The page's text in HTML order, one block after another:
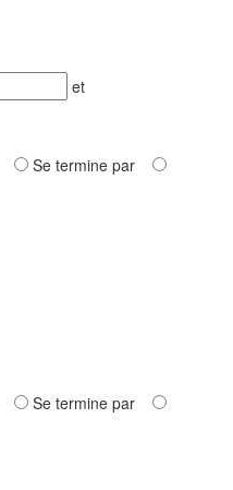
et
Se termine par
Se termine par